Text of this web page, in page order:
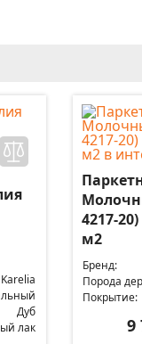
Karelia
Дуб
лак
4217-
м2
Бренд:
Порода
Покрытие:
9